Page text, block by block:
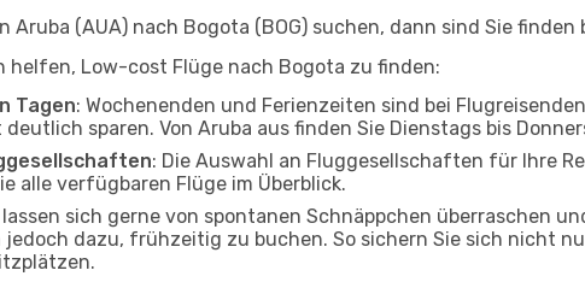
Aruba (AUA) nach Bogota (BOG) suchen, dann sind Sie finden
helfen, Low-cost Flüge nach Bogota zu finden:
Tagen: Wochenenden und Ferienzeiten sind bei
sparen. Von Aruba aus finden Sie Dienstags bis
: Die Auswahl an Fluggesellschaften für Ihre
alle verfügbaren Flüge im Überblick.
lassen sich gerne von spontanen Schnäppchen überraschen
dazu, frühzeitig zu buchen. So sichern Sie sich nicht